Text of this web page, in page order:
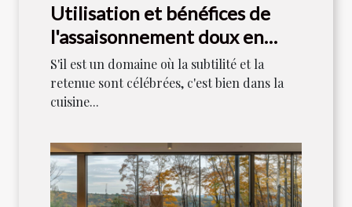
Utilisation et bénéfices de
l'assaisonnement doux en
cuisine japonaise
S'il est un domaine où la subtilité et la
retenue sont célébrées, c'est bien dans la
cuisine...